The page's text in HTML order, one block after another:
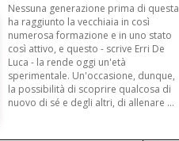
Nessuna generazione prima di questa
ha raggiunto la vecchiaia in così
numerosa formazione e in uno stato
così attivo, e questo - scrive Erri De
Luca - la rende oggi un'età
sperimentale. Un'occasione, dunque,
la possibilità di scoprire qualcosa di
nuovo di sé e degli altri, di allenare ...